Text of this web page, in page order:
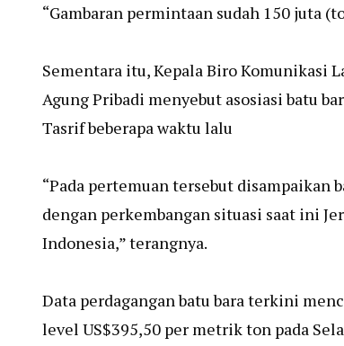
“Gambaran permintaan sudah 150 juta
Sementara itu, Kepala Biro Komunikasi
Agung Pribadi menyebut asosiasi batu
Tasrif beberapa waktu lalu
“Pada pertemuan tersebut disampaikan
dengan perkembangan situasi saat ini
Indonesia,” terangnya.
Data perdagangan batu bara terkini
level US$395,50 per metrik ton pada